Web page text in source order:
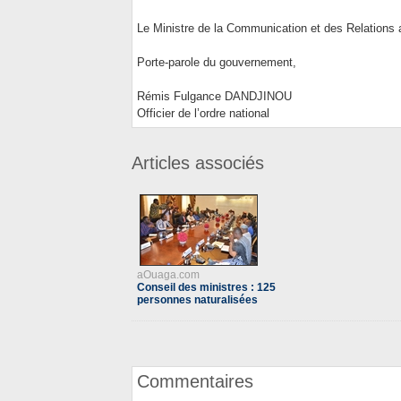
Le Ministre de la Communication et des Relations
Porte-parole du gouvernement,
Rémis Fulgance DANDJINOU
Officier de l’ordre national
Articles associés
aOuaga.com
Conseil des ministres : 125
personnes naturalisées
Commentaires